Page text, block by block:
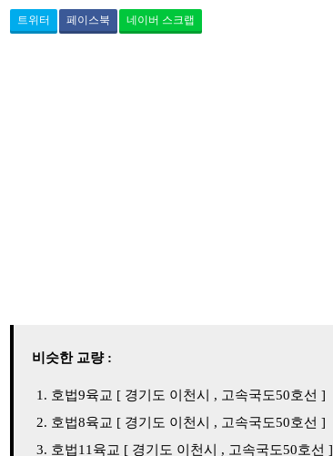
트위터 페이스북 네이버 스크랩
비슷한 교량 :
호법9육교 [ 경기도 이천시 , 고속국도50호선 ]
호법8육교 [ 경기도 이천시 , 고속국도50호선 ]
호법11육교 [ 경기도 이천시 , 고속국도50호선 ]